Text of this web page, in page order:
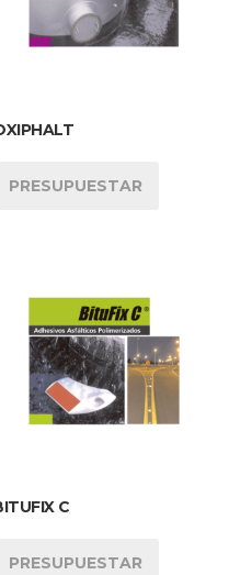
PRESUPUESTAR
C
PRESUPUESTAR